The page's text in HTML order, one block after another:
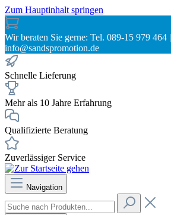
Zum Hauptinhalt springen
Wir beraten Sie gerne: Tel. 089-15 979 464 |
info@sandspromotion.de
Schnelle Lieferung
Mehr als 10 Jahre Erfahrung
Qualifizierte Beratung
Zuverlässiger Service
Navigation